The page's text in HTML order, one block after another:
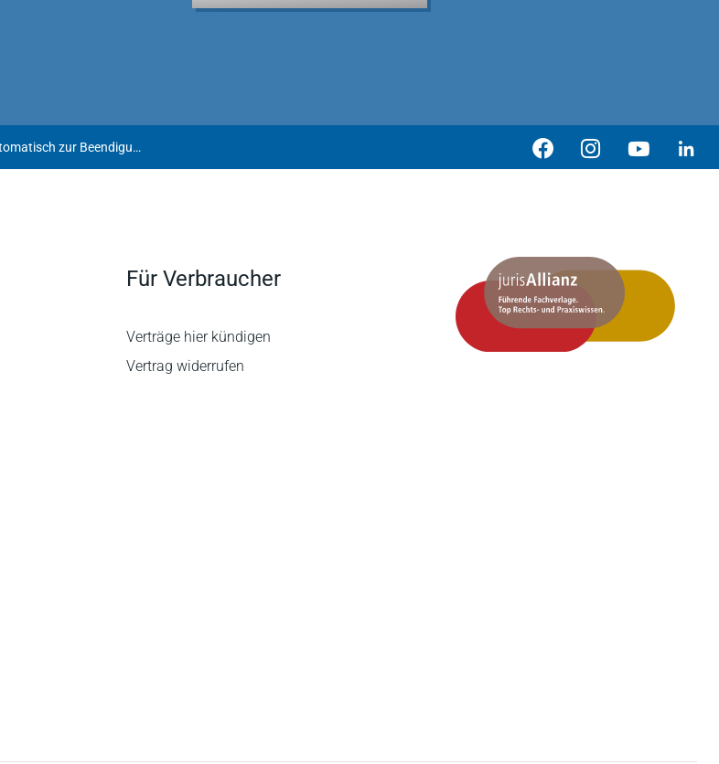
Schließung der "City BKK" führt nicht automatisch zur Beendigung aller Arbeitsverhältnisse
Für Verbraucher
Verträge hier kündigen
Vertrag widerrufen